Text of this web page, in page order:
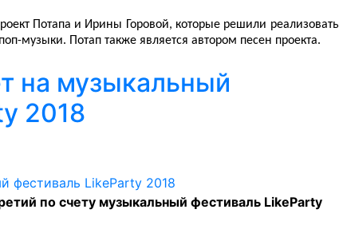
Потапа и Ирины Горовой, которые решили реализовать
музыки. Потап также является автором песен проекта.
на музыкальный
2018
по счету музыкальный фестиваль LikeParty